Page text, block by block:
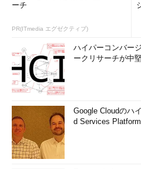
ーチ
PR(ITmedia エグゼクティブ)
ハイパーコンバー
ークリサーチが中
Google Cloudのハ
d Services